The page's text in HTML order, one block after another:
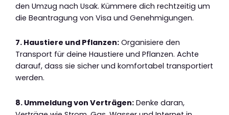
den Umzug nach Usak. Kümmere dich rechtzeitig um
die Beantragung von Visa und Genehmigungen.
7. Haustiere und Pflanzen: Organisiere den
Transport für deine Haustiere und Pflanzen. Achte
darauf, dass sie sicher und komfortabel transportiert
werden.
8. Ummeldung von Verträgen: Denke daran,